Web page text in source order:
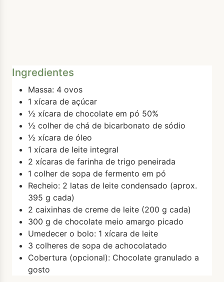
Ingredientes
Massa: 4 ovos
1 xícara de açúcar
½ xícara de chocolate em pó 50%
½ colher de chá de bicarbonato de sódio
½ xícara de óleo
1 xícara de leite integral
2 xícaras de farinha de trigo peneirada
1 colher de sopa de fermento em pó
Recheio: 2 latas de leite condensado (aprox.
395 g cada)
2 caixinhas de creme de leite (200 g cada)
300 g de chocolate meio amargo picado
Umedecer o bolo: 1 xícara de leite
3 colheres de sopa de achocolatado
Cobertura (opcional): Chocolate granulado a
gosto